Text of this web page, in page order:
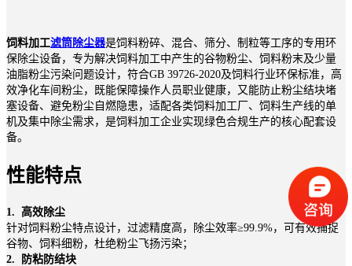
饲料加工滤筒除尘器是饲料粉碎、混合、筛分、制粒等工序的专用环
保除尘设备，专为解决饲料加工中产生的谷物粉尘、饲料粉末及少量
油脂粉尘污染问题设计，符合GB 39726-2020及饲料行业环保标准，高
效净化车间粉尘，既能保障操作人员职业健康，又能防止粉尘结块堵
塞设备、避免粉尘自燃隐患，适配各类饲料加工厂、饲料生产线的单
机及集中除尘需求，是饲料加工企业实现绿色合规生产的核心配套设
备。
性能特点
1. 高效除尘
针对饲料粉尘特点设计，过滤精度高，除尘效率≥99.9%，可有效捕捉
谷物、饲料细粉，杜绝粉尘飞扬污染；
2. 防粘防结块